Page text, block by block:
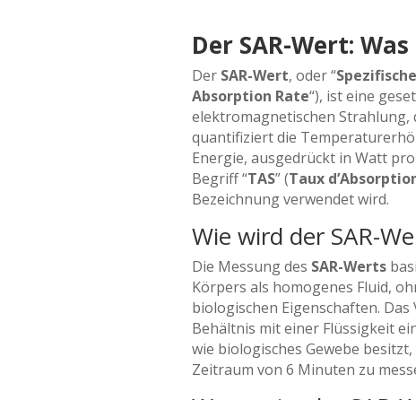
Der SAR-Wert:
DerSAR-Wert, oder “
Absorption Rate“), ist eine
elektromagnetischen Strahlung,
quantifiziert die
Energie, ausgedrückt in Watt
Begriff “TAS” (Taux
Bezeichnung verwendet wird.
Wie wird der SAR-
Die Messung des SAR-Werts
Körpers als homogenes Fluid,
biologischen Eigenschaften.
Behältnis mit einer Flüssigkeit
wie biologisches Gewebe
Zeitraum von 6 Minuten zu